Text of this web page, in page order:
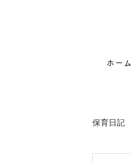
ホーム
保育日記